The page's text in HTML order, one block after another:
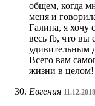
общем, когда
меня и
Галина, я хочу
весь fb, что вы
удивительным
Всего вам
жизни в целом!
Евгения 11.12.2018